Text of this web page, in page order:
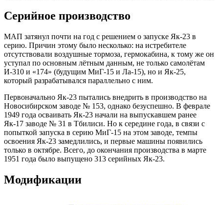
Серийное производство
МАП затянул почти на год с решением о запуске Як-23 в
серию. Причин этому было несколько: на истребителе
отсутствовали воздушные тормоза, гермокабина, к тому же он
уступал по основным лётным данным, не только самолётам
И-310 и «174» (будущим МиГ-15 и Ла-15), но и Як-25,
который разрабатывался параллельно с ним.
Первоначально Як-23 пытались внедрить в производство на
Новосибирском заводе № 153, однако безуспешно. В феврале
1949 года осваивать Як-23 начали на выпускавшем ранее
Як-17 заводе № 31 в Тбилиси. Но к середине года, в связи с
попыткой запуска в серию МиГ-15 на этом заводе, темпы
освоения Як-23 замедлились, и первые машины появились
только в октябре. Всего, до окончания производства в марте
1951 года было выпущено 313 серийных Як-23.
Модификации